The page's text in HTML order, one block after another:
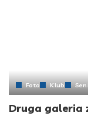
Foto Klub
Druga galeria